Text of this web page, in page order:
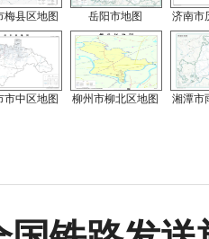
梅县区地图 岳阳市地图 济南市
市中区地图 柳州市柳北区地图 湘潭市